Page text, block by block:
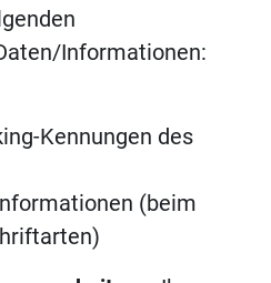
Informationen:
Kennungen des
(beim